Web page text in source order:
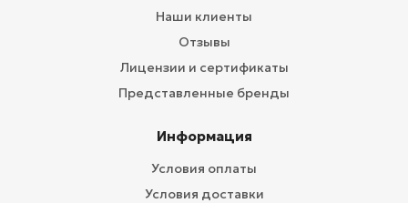
Наши клиенты
Отзывы
Лицензии и сертификаты
Представленные бренды
Информация
Условия оплаты
Условия доставки